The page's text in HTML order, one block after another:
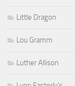
Little Dragon
Lou Gramm
Luther Allison